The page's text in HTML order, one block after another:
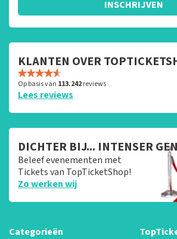
INSCHRIJVEN
KLANTEN OVER
Op basis van 113.242reviews
Lees reviews
DICHTER BIJ... INTENSER
Beleef evenementen met
Tickets van TopTicketShop!
Zo werken wij
Categorieën